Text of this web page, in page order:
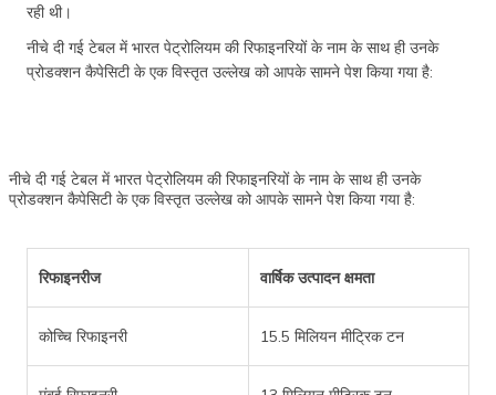
रही थी।
नीचे दी गई टेबल में भारत पेट्रोलियम की रिफाइनरियों के नाम के साथ ही उनके
प्रोडक्शन कैपेसिटी के एक विस्तृत उल्लेख को आपके सामने पेश किया गया है:
नीचे दी गई टेबल में भारत पेट्रोलियम की रिफाइनरियों के नाम के साथ ही उनके
प्रोडक्शन कैपेसिटी के एक विस्तृत उल्लेख को आपके सामने पेश किया गया है:
रिफाइनरीज वार्षिक उत्पादन क्षमता
कोच्चि रिफाइनरी 15.5 मिलियन मीट्रिक टन